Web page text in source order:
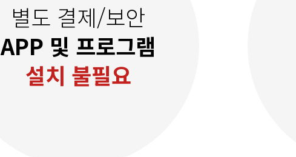
별도 결제/보안
APP 및 프로그램
설치 불필요